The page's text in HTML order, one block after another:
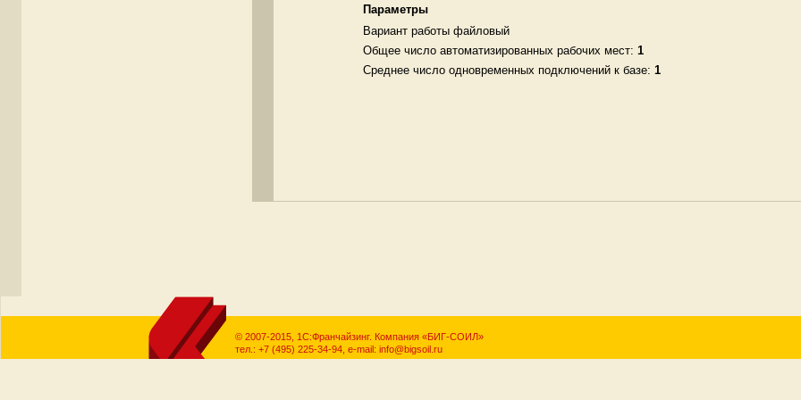
Параметры
Вариант работы файловый
Общее число автоматизированных рабочих мест: 1
Среднее число одновременных подключений к базе: 1
© 2007-2015, 1С:Франчайзинг. Компания «БИГ-СОИЛ»
тел.: +7 (495) 225-34-94, e-mail: info@bigsoil.ru